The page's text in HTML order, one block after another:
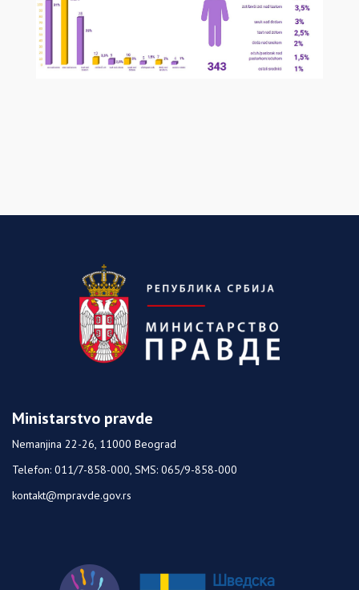
Ministarstvo pravde
Nemanjina 22-26, 11000 Beograd
Telefon: 011/7-858-000, SMS: 065/9-858-000
kontakt@mpravde.gov.rs